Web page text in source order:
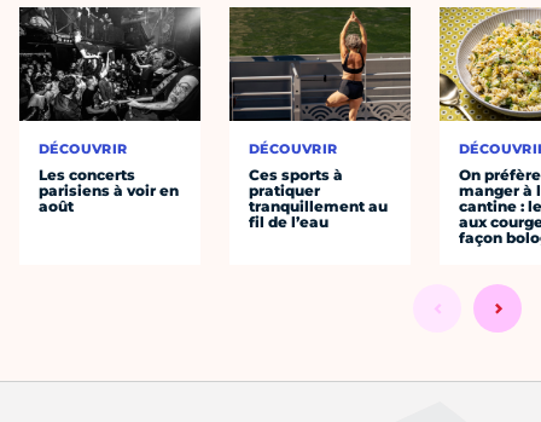
DÉCOUVRIR
Les concerts
parisiens à voir en
août
DÉCOUVRIR
Ces sports à
pratiquer
tranquillement au
fil de l’eau
On préfère
manger à
cantine :
aux
façon